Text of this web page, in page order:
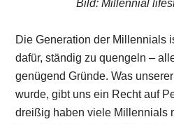
Bild: Millennial
Die Generation der Millennials
dafür, ständig zu quengeln –
genügend Gründe. Was
wurde, gibt uns ein Recht auf
dreißig haben viele Millennials